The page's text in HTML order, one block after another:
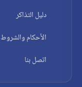
دليل التذاكر
الأحكام والشروط
اتصل بنا